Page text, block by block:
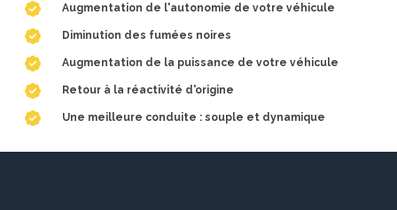
Augmentation de l'autonomie de votre véhicule
Diminution des fumées noires
Augmentation de la puissance de votre véhicule
Retour à la réactivité d'origine
Une meilleure conduite : souple et dynamique